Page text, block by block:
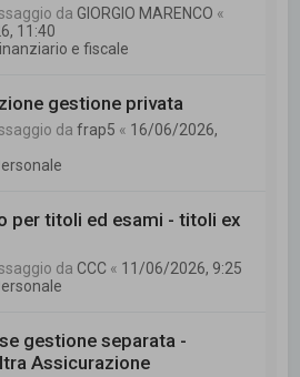
da GIORGIO MARENCO «
11:40
e fiscale
gestione privata
dafrap5 « 16/06/2026,
per titoli ed esami - titoli ex
da CCC « 11/06/2026, 9:25
gestione separata -
Assicurazione